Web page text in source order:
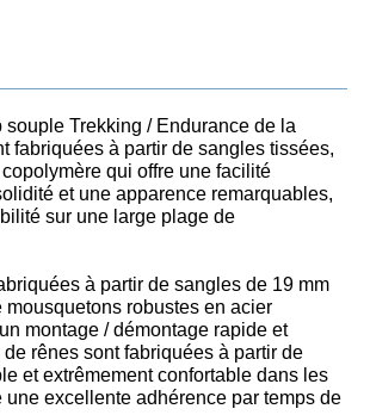
souple Trekking / Endurance de la
fabriquées à partir de sangles tissées,
qui offre une facilité
et une apparence remarquables,
sur une large plage de
à partir de sangles de 19 mm
mousquetons robustes en acier
montage / démontage rapide et
de rênes sont fabriquées à partir de
et extrêmement confortable dans les
une excellente adhérence par temps de